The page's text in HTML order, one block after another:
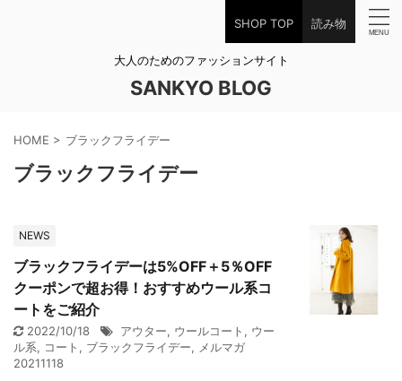
SHOP TOP 読み物
大人のためのファッションサイト
SANKYO BLOG
HOME > ブラックフライデー
ブラックフライデー
NEWS
ブラックフライデーは5%OFF＋5％OFF
クーポンで超お得！おすすめウール系コ
ートをご紹介
2022/10/18 アウター, ウールコート , ウー
ル系, コート , ブラックフライデー, メルマガ
20211118